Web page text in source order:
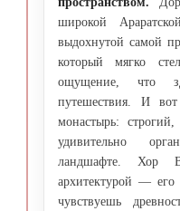
широкой
выдохнутой самой
который мягко
ощущение, что
путешествия. И
монастырь:
удивительно
ландшафте. Хор
архитектурой —
чувствуешь